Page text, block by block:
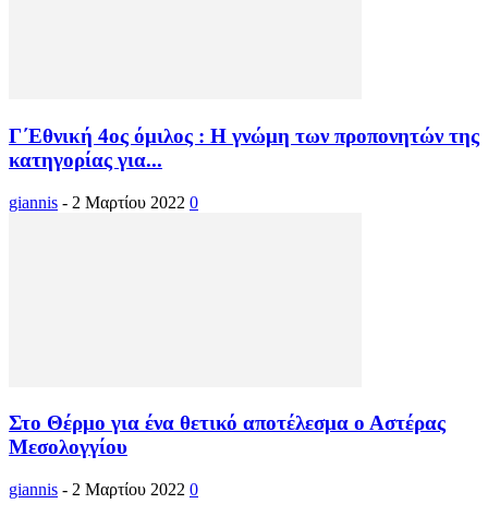
Γ΄Εθνική 4ος όμιλος : Η γνώμη των προπονητών της
κατηγορίας για...
giannis - 2 Μαρτίου 2022 0
Στο Θέρμο για ένα θετικό αποτέλεσμα ο Αστέρας
Μεσολογγίου
giannis - 2 Μαρτίου 2022 0